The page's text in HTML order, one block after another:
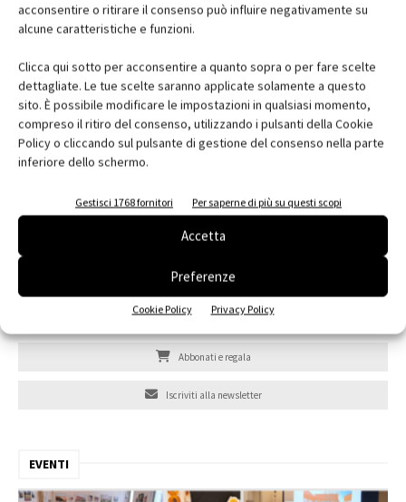
acconsentire o ritirare il consenso può influire negativamente su
alcune caratteristiche e funzioni.
Clicca qui sotto per acconsentire a quanto sopra o per fare scelte
dettagliate. Le tue scelte saranno applicate solamente a questo
sito. È possibile modificare le impostazioni in qualsiasi momento,
compreso il ritiro del consenso, utilizzando i pulsanti della Cookie
Policy o cliccando sul pulsante di gestione del consenso nella parte
inferiore dello schermo.
Gestisci 1768 fornitori Per saperne di più su questi scopi
Accetta
Preferenze
Cookie Policy Privacy Policy
Edicola web
Abbonati e regala
Iscriviti alla newsletter
EVENTI